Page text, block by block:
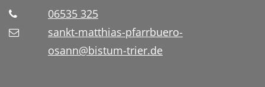
06535 325
sankt-matthias-pfarrbuero-
osann@bistum-trier.de